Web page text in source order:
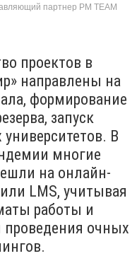
партнер РМ ТЕАМ
проектов в
направлены на
формирование
запуск
В
многие
на онлайн-
LMS, учитывая
работы и
проведения очных